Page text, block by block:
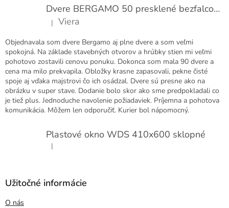
Dvere BERGAMO 50 presklené bezfalcové EXTRA
Hodnotenie produktu je 5 z 5 hviezdičiek.
| Viera
Objednavala som dvere Bergamo aj plne dvere a som veľmi
spokojná. Na základe stavebných otvorov a hrúbky stien mi veľmi
pohotovo zostavili cenovu ponuku. Dokonca som mala 90 dvere a
cena ma milo prekvapila. Obložky krasne zapasovali, pekne čisté
spoje aj vďaka majstrovi čo ich osádzal. Dvere sú presne ako na
obrázku v super stave. Dodanie bolo skor ako sme predpokladali co
je tiež plus. Jednoduche navolenie požiadaviek. Príjemna a pohotova
komunikácia. Môžem len odporučiť. Kurier bol nápomocný.
Plastové okno WDS 410x600 sklopné
Hodnotenie produktu je 5 z 5 hviezdičiek.
|
Užitočné informácie
O nás